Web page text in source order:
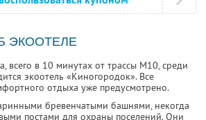
ЭКООТЕЛЕ
всего в 10 минутах от трассы М10, среди
экоотель «Киногородок». Все
отдыха уже предусмотрено.
бревенчатыми башнями, некогда
постами для охраны поселений. Они